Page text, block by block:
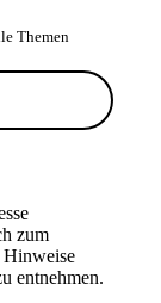
Themen
zum
Hinweise
entnehmen.